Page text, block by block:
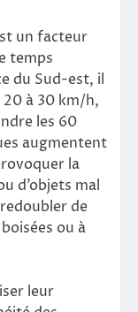
un facteur
temps
du Sud-est, il
à 30 km/h,
les 60
augmentent
la
d’objets mal
de
ou à
leur